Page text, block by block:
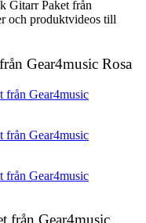
Gitarr Paket från
och produktvideos till
Gear4music Rosa